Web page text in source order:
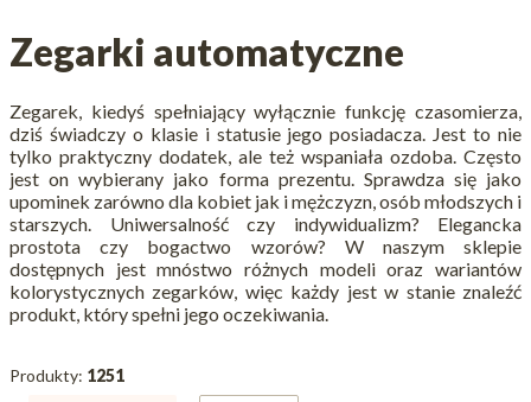
Zegarki automatyczne
Zegarek, kiedyś spełniający wyłącznie funkcję czasomierza,
dziś świadczy o klasie i statusie jego posiadacza. Jest to nie
tylko praktyczny dodatek, ale też wspaniała ozdoba. Często
jest on wybierany jako forma prezentu. Sprawdza się jako
upominek zarówno dla kobiet jak i mężczyzn, osób młodszych i
starszych. Uniwersalność czy indywidualizm? Elegancka
prostota czy bogactwo wzorów? W naszym sklepie
dostępnych jest mnóstwo różnych modeli oraz wariantów
kolorystycznych zegarków, więc każdy jest w stanie znaleźć
produkt, który spełni jego oczekiwania.
Produkty: 1251